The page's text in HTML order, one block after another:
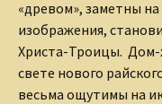
«древом», заметны
изображения,
Христа-Троицы. Дом-
свете нового
весьма ощутимы на